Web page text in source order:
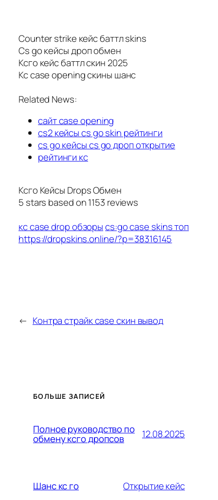
Counter strike кейс баттл skins
Cs go кейсы дроп обмен
Ксго кейс баттл скин 2025
Кс case opening скины шанс
Related News:
сайт case opening
cs2 кейсы cs go skin рейтинги
cs go кейсы cs go дроп открытие
рейтинги кс
Ксго Кейсы Drops Обмен
5 stars based on1153 reviews
кс case drop обзорыcs:go case skins топ
https://dropskins.online/?p=38316145
← Контра страйк case скин вывод
БОЛЬШЕ ЗАПИСЕЙ
Полное руководство по
обмену ксго дропсов 12.08.2025
Шанс кс го Открытие кейс